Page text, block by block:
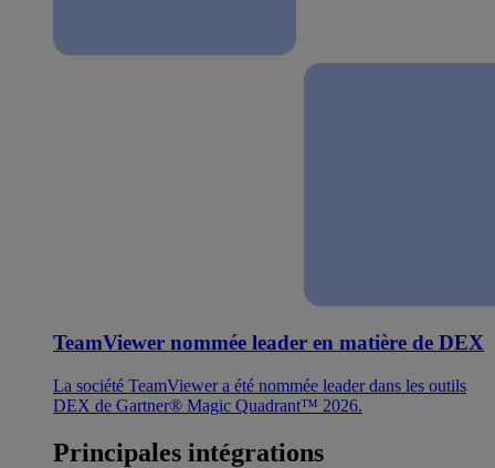
TeamViewer nommée leader en matière de DEX
La société TeamViewer a été nommée leader dans les outils
DEX de Gartner® Magic Quadrant™ 2026.
Principales intégrations